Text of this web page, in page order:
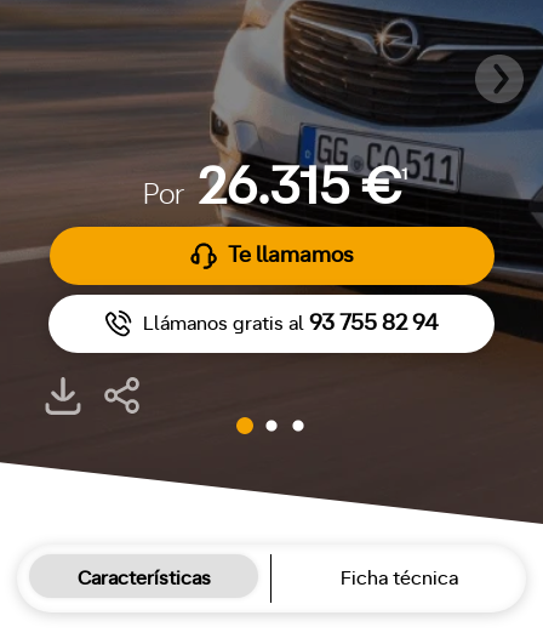
Por 26.315 €1
Te llamamos
Llámanos gratis al 93 755 82 94
Características Ficha técnica